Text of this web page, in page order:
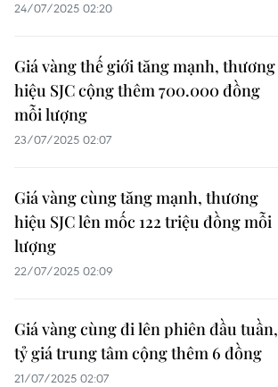
24/07/2025 02:20
Giá vàng thế giới tăng mạnh, thương
hiệu SJC cộng thêm 700.000 đồng
mỗi lượng
23/07/2025 02:07
Giá vàng cùng tăng mạnh, thương
hiệu SJC lên mốc 122 triệu đồng mỗi
lượng
22/07/2025 02:09
Giá vàng cùng đi lên phiên đầu tuần,
tỷ giá trung tâm cộng thêm 6 đồng
21/07/2025 02:07